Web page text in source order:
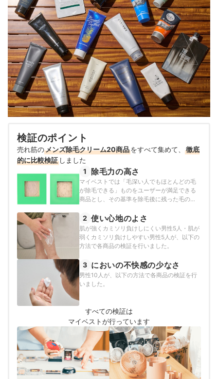
検証のポイント
売れ筋のメンズ除毛クリーム20商品をすべて集めて、
徹底
的に比較検証 しました
1 除毛力の高さ
マイベストでは「毛深い人でもほとんどの毛
が除毛できる」ものをユーザーが満足できる
商品とし、その基準を除毛後に残った毛の本
いました。
2 使い心地のよさ
肌が強くカミソリ負けしにくい男性5人・肌が
弱くカミソリ負けしやすい男性5人が、以下の
方法で各商品の検証を行いました。
3 においの不快感の少なさ
男性10人が、以下の方法で各商品の検証を行
いました。
すべての検証は
マイベストが行っています